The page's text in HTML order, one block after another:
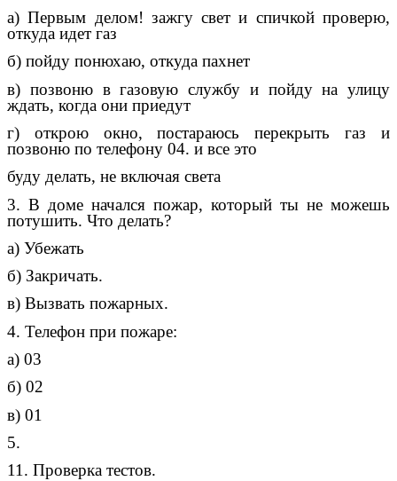
а) Первым делом! зажгу свет и спичкой проверю,
откуда идет газ
б) пойду понюхаю, откуда пахнет
в) позвоню в газовую службу и пойду на улицу
ждать, когда они приедут
г) открою окно, постараюсь перекрыть газ и
позвоню по телефону 04. и все это
буду делать, не включая света
3. В доме начался пожар, который ты не можешь
потушить. Что делать?
а) Убежать
б) Закричать.
в) Вызвать пожарных.
4. Телефон при пожаре:
а) 03
б) 02
в) 01
5.
11. Проверка тестов.